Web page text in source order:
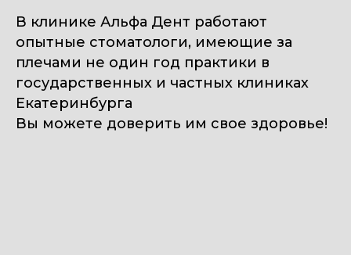
В клинике Альфа Дент работают
опытные стоматологи, имеющие за
плечами не один год практики в
государственных и частных клиниках
Екатеринбурга
Вы можете доверить им свое здоровье!